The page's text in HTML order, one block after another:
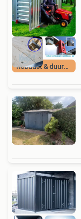
Robuust & duurzaam